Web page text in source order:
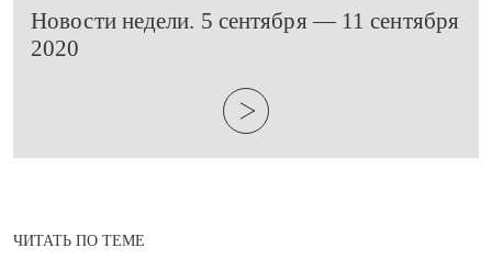
​Новости недели. 5 сентября — 11 сентября
2020
ЧИТАТЬ ПО ТЕМЕ